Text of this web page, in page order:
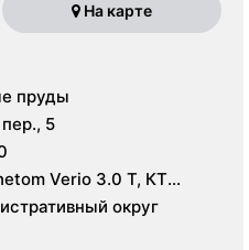
На карте
пруды
5
Verio 3.0 T, КТ
УЗИ Philips HD15
округ